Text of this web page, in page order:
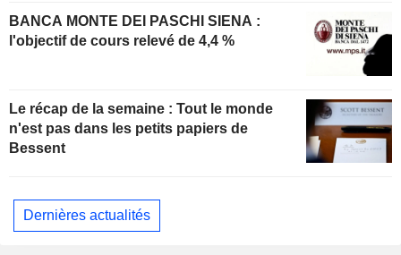
BANCA MONTE DEI PASCHI SIENA :
l'objectif de cours relevé de 4,4 %
Le récap de la semaine : Tout le monde
n'est pas dans les petits papiers de
Bessent
Dernières actualités